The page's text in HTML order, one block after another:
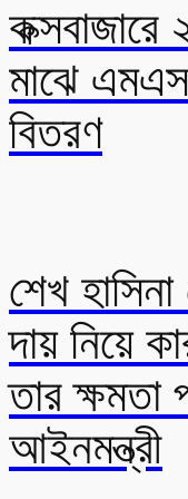
কক্সবাজারে
মাঝে
বিতরণ
শেখ
দায় নিয়ে
তার
আইনমন্ত্রী